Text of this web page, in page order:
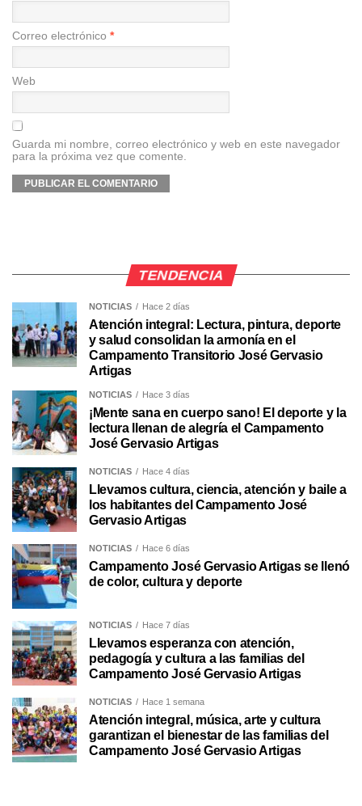
Correo electrónico *
Web
Guarda mi nombre, correo electrónico y web en este navegador
para la próxima vez que comente.
TENDENCIA
NOTICIAS Hace 2 días
Atención integral: Lectura, pintura, deporte
y salud consolidan la armonía en el
Campamento Transitorio José Gervasio
Artigas
NOTICIAS Hace 3 días
¡Mente sana en cuerpo sano! El deporte y la
lectura llenan de alegría el Campamento
José Gervasio Artigas
NOTICIAS Hace 4 días
Llevamos cultura, ciencia, atención y baile a
los habitantes del Campamento José
Gervasio Artigas
NOTICIAS Hace 6 días
Campamento José Gervasio Artigas se llenó
de color, cultura y deporte
NOTICIAS Hace 7 días
Llevamos esperanza con atención,
pedagogía y cultura a las familias del
Campamento José Gervasio Artigas
NOTICIAS Hace 1 semana
Atención integral, música, arte y cultura
garantizan el bienestar de las familias del
Campamento José Gervasio Artigas